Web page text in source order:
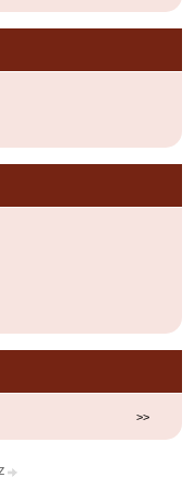
>>